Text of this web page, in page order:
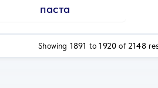
паста
Showing 1891 to1920 of 2148